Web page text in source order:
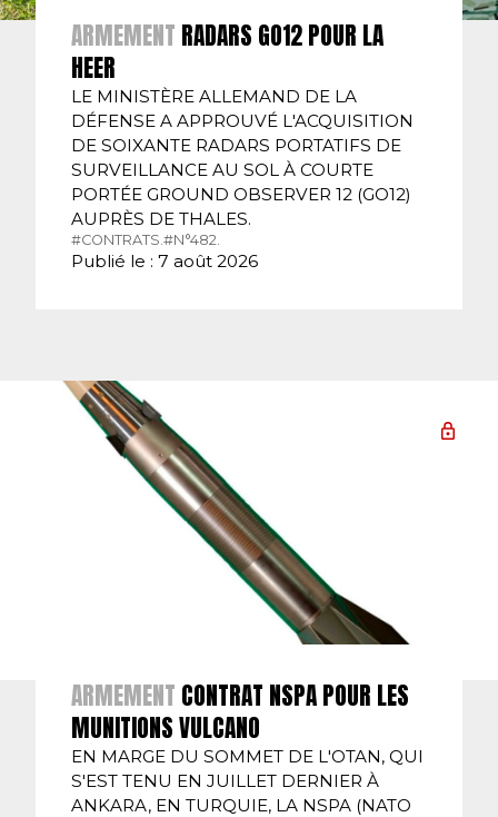
ARMEMENT RADARS GO12 POUR LA
HEER
LE MINISTÈRE ALLEMAND DE LA
DÉFENSE A APPROUVÉ L'ACQUISITION
DE SOIXANTE RADARS PORTATIFS DE
SURVEILLANCE AU SOL À COURTE
PORTÉE GROUND OBSERVER 12 (GO12)
AUPRÈS DE THALES.
#CONTRATS. #N°482.
Publié le : 7 août 2026
ARMEMENT CONTRAT NSPA POUR LES
MUNITIONS VULCANO
EN MARGE DU SOMMET DE L'OTAN, QUI
S'EST TENU EN JUILLET DERNIER À
ANKARA, EN TURQUIE, LA NSPA (NATO